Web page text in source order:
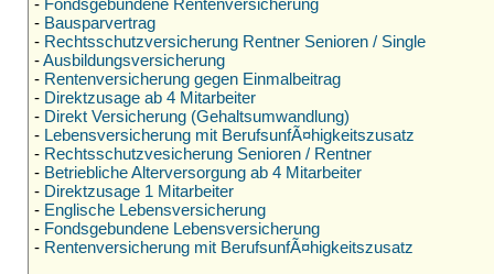
- Fondsgebundene Rentenversicherung
- Bausparvertrag
- Rechtsschutzversicherung Rentner Senioren / Single
-Ausbildungsversicherung
- Rentenversicherung gegen Einmalbeitrag
- Direktzusage ab 4 Mitarbeiter
- Direkt Versicherung (Gehaltsumwandlung)
- Lebensversicherung mit BerufsunfÃ¤higkeitszusatz
- Rechtsschutzvesicherung Senioren / Rentner
- Betriebliche Alterversorgung ab 4 Mitarbeiter
- Direktzusage 1 Mitarbeiter
- Englische Lebensversicherung
- Fondsgebundene Lebensversicherung
- Rentenversicherung mit BerufsunfÃ¤higkeitszusatz